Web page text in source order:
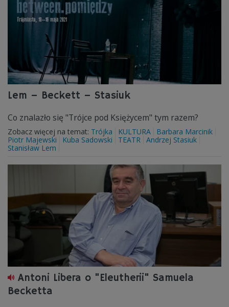
Lem – Beckett – Stasiuk
Co znalazło się "Trójce pod Księżycem" tym razem?
Zobacz więcej na temat: Trójka KULTURA
Barbara Marcinik
Piotr Majewski
Kuba Sadowski TEATR Andrzej Stasiuk
Stanisław Lem
Antoni Libera o "Eleutherii" Samuela
Becketta